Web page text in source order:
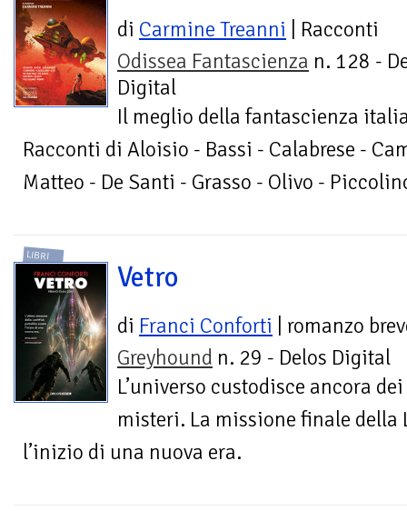
di Carmine Treanni | Racconti
Odissea Fantascienza n. 128 -
Digital
Il meglio della fantascienza
Racconti di Aloisio - Bassi - Calabrese -
Matteo - De Santi - Grasso - Olivo -
LIBRI
Vetro
di Franci Conforti | romanzo
Greyhound n. 29 - Delos Digital
L’universo custodisce ancora dei
misteri. La missione finale della
l’inizio di una nuova era.